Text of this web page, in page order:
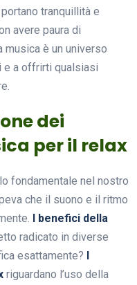
tranquillità e
avere paura di
musica è un universo
e a offrirti qualsiasi
dei
per il relax
fondamentale nel nostro
che il suono e il ritmo
I benefici della
radicato in diverse
esattamente? I
riguardano l’uso della